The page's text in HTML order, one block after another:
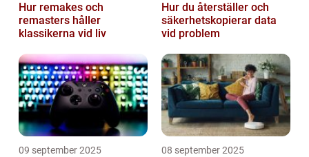
Hur remakes och
remasters håller
klassikerna vid liv
Hur du återställer och
säkerhetskopierar data
vid problem
09 september 2025 08 september 2025